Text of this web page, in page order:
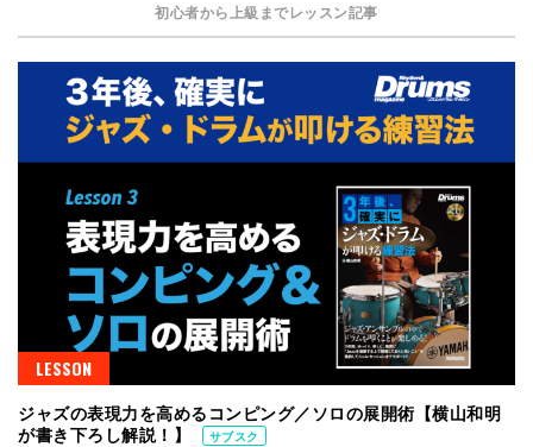
初心者から上級までレッスン記事
LESSON
ジャズの表現力を高めるコンピング／ソロの展開術【横山和明
が書き下ろし解説！】
サブスク